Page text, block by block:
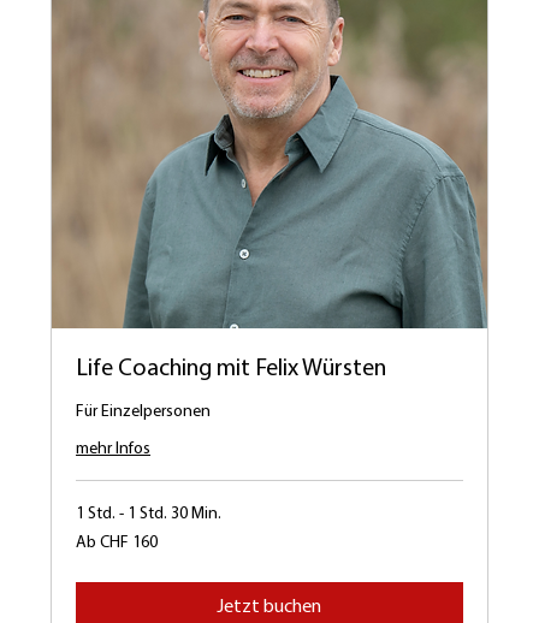
Life Coaching mit Felix Würsten
Für Einzelpersonen
mehr Infos
1 Std. - 1 Std. 30 Min.
Ab
160
Ab CHF 160
Jetzt buchen